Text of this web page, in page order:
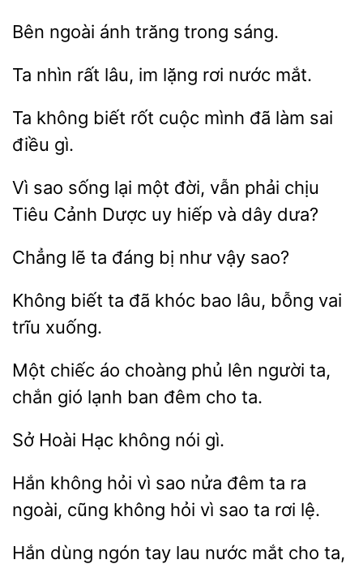
ngoài ánh sáng.
Ta rất lâu, im rơi nước
không
cuộc mình đã làm sai
điều gì.
sao sống lại một đời, vẫn phải chịu
Tiêu
Dược hiếp và dây dưa?
lẽ ta đáng như sao?
ta
khóc bao lâu, bỗng vai
trĩu xuống.
Một chiếc áo choàng phủ
người ta,
chắn
lạnh ban đêm ta.
Sở Hoài nói
Hắn không hỏi vì sao nửa đêm ta ra
ngoài, cũng không
vì sao rơi
Hắn dùng ngón tay lau nước
cho ta,